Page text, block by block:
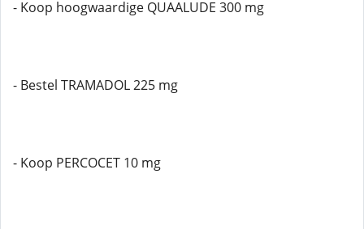
- Koop hoogwaardige QUAALUDE 300 mg
- Bestel TRAMADOL 225 mg
- Koop PERCOCET 10 mg